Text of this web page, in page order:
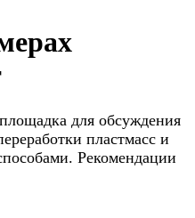
для обсуждения
пластмасс и
Рекомендации